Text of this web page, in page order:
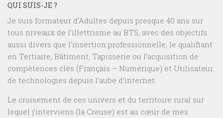
QUI SUIS-JE ?
Je suis formateur d’Adultes depuis presque 40 ans sur
tous niveaux de l’illettrisme au BTS, avec des objectifs
aussi divers que l’insertion professionnelle, le qualifiant
en Tertiaire, Bâtiment, Tapisserie ou l’acquisition de
compétences clés (Français – Numérique) et Utilisateur
de technologies depuis l’aube d’internet.
Le croisement de ces univers et du territoire rural sur
lequel j’interviens (la Creuse) est au cœur de mes